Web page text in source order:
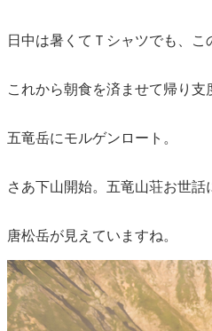
日中は暑くてＴシャツでも、こ
これから朝食を済ませて帰り支
五竜岳にモルゲンロート。
さあ下山開始。五竜山荘お世話
唐松岳が見えていますね。